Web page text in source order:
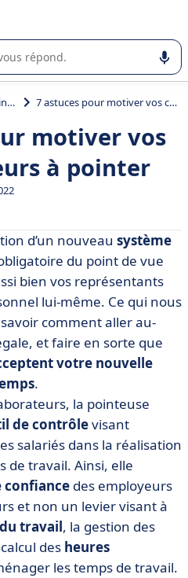
l'utilisation ou la sélection de
Pointage 7 astuces pour motiver vos collaborateurs à pointer
motiver vos
à pointer
logiciel de pointage en
réunion d’information
de l’effet miroir et
d’une pointeuse
phase de test pour vos
vos collaborateurs des
outil de pointage
accès aux données de
des messages positifs
des outils de travail efficaces
d’un nouveau système
du point de vue
bien vos représentants
lui-même. Ce qui nous
comment aller au-
et faire en sorte que
votre nouvelle
.
la pointeuse
de contrôlevisant
salariés dans la réalisation
de travail. Ainsi, elle
confiance des employeurs
et non un levier visant à
travail, la gestion des
des heures
les temps de travail.